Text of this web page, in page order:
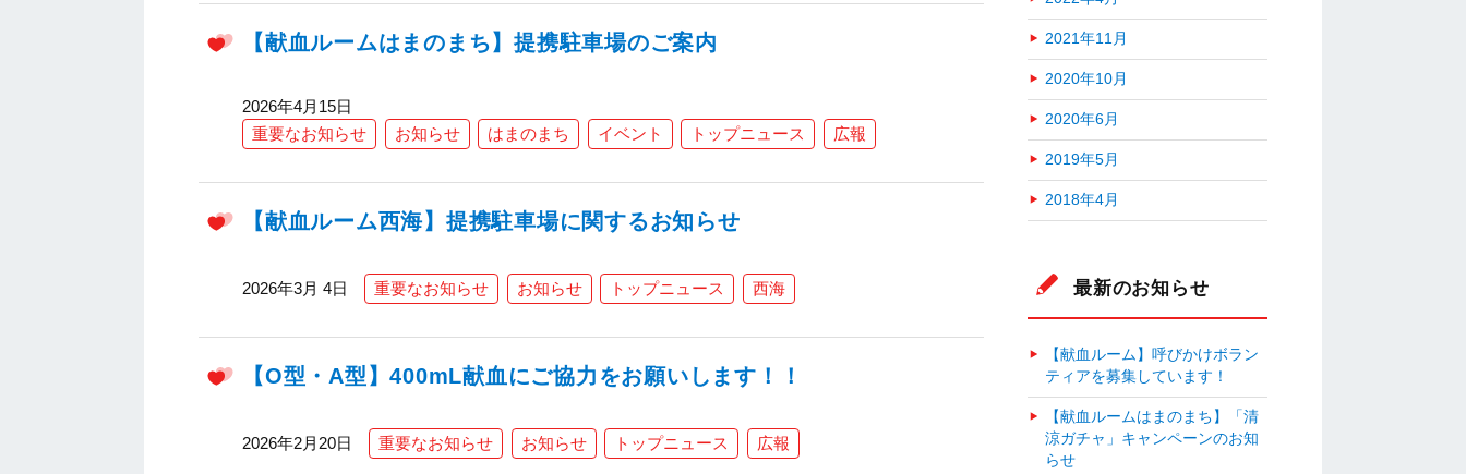
【献血ルームはまのまち】提携駐車場のご案内
2026年4月15日
重要なお知らせ
お知らせ はまのまち イベント トップニュース 広報
【献血ルーム西海】提携駐車場に関するお知らせ
2026年3月 4日 重要なお知らせ お知らせ トップニュース 西海
【O型・A型】400mL献血にご協力をお願いします！！
2026年2月20日 重要なお知らせ お知らせ トップニュース 広報
2021年11月
2020年10月
2020年6月
2019年5月
2018年4月
最新のお知らせ
【献血ルーム】呼びかけボラン
ティアを募集しています！
【献血ルームはまのまち】「清
涼ガチャ」キャンペーンのお知
らせ